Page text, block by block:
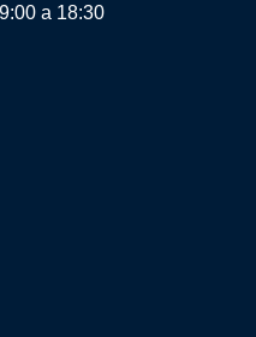
a 18:30